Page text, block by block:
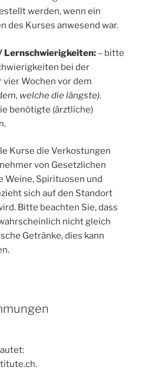
werden, wenn ein
des Kurses anwesend war.
Lernschwierigkeiten: – bitte
bei der
Wochen vor dem
welche die längste).
benötigte (ärztliche)
Kurse die Verkostungen
von Gesetzlichen
Weine, Spirituosen und
sich auf den Standort
Bitte beachten Sie, dass
nicht gleich
Getränke, dies kann